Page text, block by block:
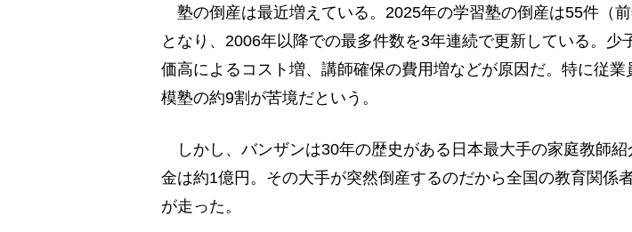
塾の倒産は最近増えている。2025年の学習塾の倒産は55件（前
となり、2006年以降での最多件数を3年連続で更新している。少
価高によるコスト増、講師確保の費用増などが原因だ。特に従業
模塾の約9割が苦境だという。
しかし、バンザンは30年の歴史がある日本最大手の家庭教師紹
金は約1億円。その大手が突然倒産するのだから全国の教育関係
が走った。